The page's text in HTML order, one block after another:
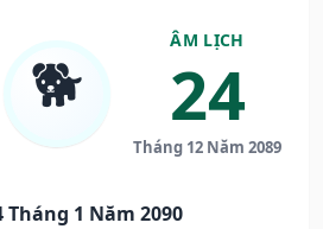
🐕
ÂM LỊCH
24
Tháng 12 Năm 2089
1 Năm 2090